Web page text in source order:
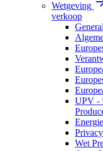
Wetgeving
verkoop
UPV -
Wet